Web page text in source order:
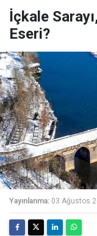
İçkale
Eseri?
Yayınlanma: 03 Ağustos